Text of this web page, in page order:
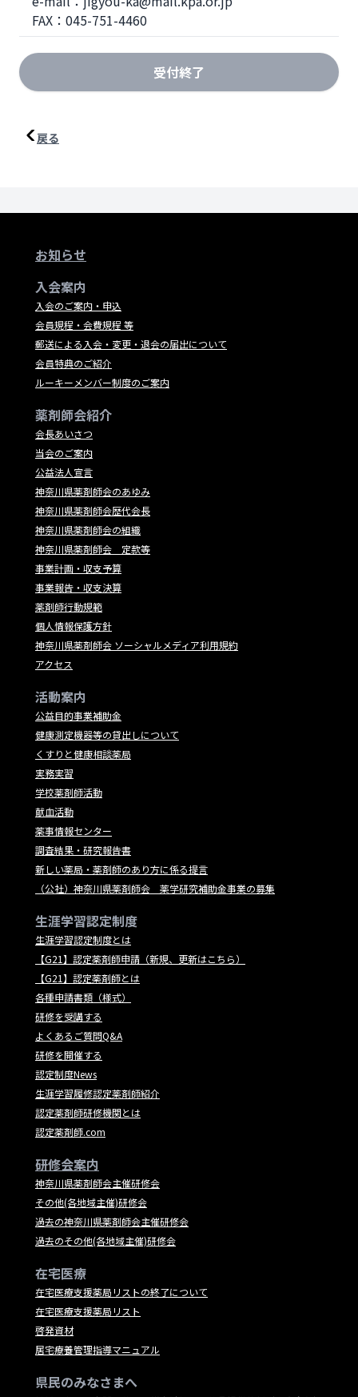
FAX：045-751-4460
受付終了
戻る
お知らせ
入会案内
入会のご案内・申込
会員規程・会費規程 等
郵送による入会・変更・退会の届出について
会員特典のご紹介
ルーキーメンバー制度のご案内
薬剤師会紹介
会長あいさつ
当会のご案内
公益法人宣言
神奈川県薬剤師会のあゆみ
神奈川県薬剤師会歴代会長
神奈川県薬剤師会の組織
神奈川県薬剤師会 定款等
事業計画・収支予算
事業報告・収支決算
薬剤師行動規範
個人情報保護方針
神奈川県薬剤師会 ソーシャルメディア利用規約
アクセス
活動案内
公益目的事業補助金
健康測定機器等の貸出しについて
くすりと健康相談薬局
実務実習
学校薬剤師活動
献血活動
薬事情報センター
調査結果・研究報告書
新しい薬局・薬剤師のあり方に係る提言
（公社）神奈川県薬剤師会 薬学研究補助金事業の募集
生涯学習認定制度
生涯学習認定制度とは
【G21】認定薬剤師申請（新規、更新はこちら）
【G21】認定薬剤師とは
各種申請書類（様式）
研修を受講する
よくあるご質問Q&A
研修を開催する
認定制度News
生涯学習履修認定薬剤師紹介
認定薬剤師研修機関とは
認定薬剤師.com
研修会案内
神奈川県薬剤師会主催研修会
その他(各地域主催)研修会
過去の神奈川県薬剤師会主催研修会
過去のその他(各地域主催)研修会
在宅医療
在宅医療支援薬局リストの終了について
在宅医療支援薬局リスト
啓発資材
居宅療養管理指導マニュアル
県民のみなさまへ